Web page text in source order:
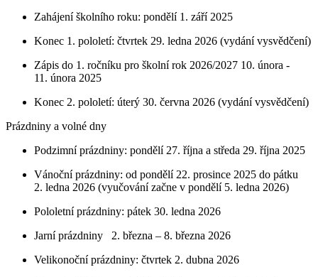
Zahájení školního roku: pondělí 1. září 2025
Konec 1. pololetí: čtvrtek 29. ledna 2026 (vydání vysvědčení)
Zápis do 1. ročníku pro školní rok 2026/2027 10. února -
11. února 2025
Konec 2. pololetí: úterý 30. června 2026 (vydání vysvědčení)
Prázdniny a volné dny
Podzimní prázdniny: pondělí 27. října a středa 29. října 2025
Vánoční prázdniny: od pondělí 22. prosince 2025 do pátku
2. ledna 2026 (vyučování začne v pondělí 5. ledna 2026)
Pololetní prázdniny: pátek 30. ledna 2026
Jarní prázdniny 2. března – 8. března 2026
Velikonoční prázdniny: čtvrtek 2. dubna 2026